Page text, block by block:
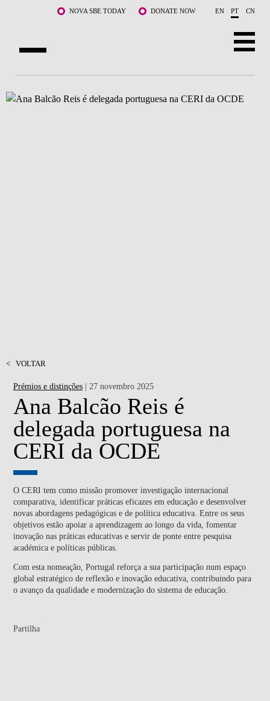
Saltar para o conteúdo principalNOVA SBE TODAY DONATE NOW EN PT CN
< VOLTAR
Prémios e distinções| 27 novembro 2025
Ana Balcão Reis é
delegada portuguesa na
CERI da OCDE
O CERI tem como missão promover investigação internacional
comparativa, identificar práticas eficazes em educação e desenvolver
novas abordagens pedagógicas e de política educativa. Entre os seus
objetivos estão apoiar a aprendizagem ao longo da vida, fomentar
inovação nas práticas educativas e servir de ponte entre pesquisa
académica e políticas públicas.
Com esta nomeação, Portugal reforça a sua participação num espaço
global estratégico de reflexão e inovação educativa, contribuindo para
o avanço da qualidade e modernização do sistema de educação.
Partilha